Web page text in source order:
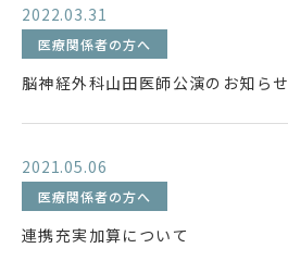
2022.03.31
医療関係者の方へ
脳神経外科山田医師公演のお知らせ
2021.05.06
医療関係者の方へ
連携充実加算について